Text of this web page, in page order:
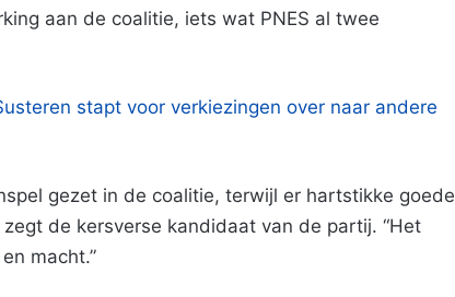
aan de coalitie, iets wat PNES al twee
stapt voor verkiezingen over naar andere
gezet in de coalitie, terwijl er hartstikke goede
de kersverse kandidaat van de partij. “Het
macht.”